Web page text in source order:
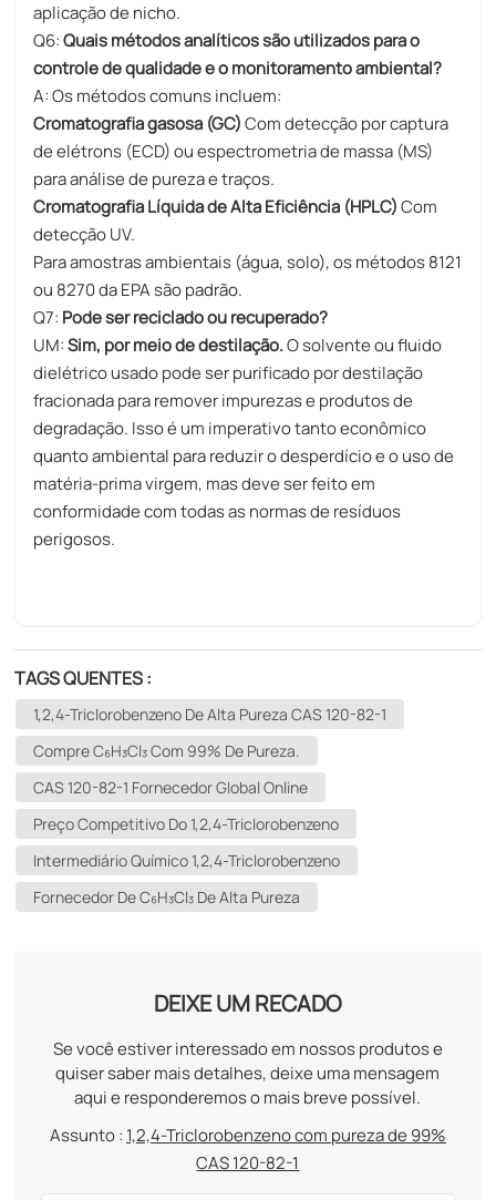
aplicação de nicho.
Q6:Quais métodos analíticos são utilizados para o
controle de qualidade e o monitoramento ambiental?
A: Os métodos comuns incluem:
Cromatografia gasosa (GC)Com detecção por captura
de elétrons (ECD) ou espectrometria de massa (MS)
para análise de pureza e traços.
Cromatografia Líquida de Alta Eficiência (HPLC)Com
detecção UV.
Para amostras ambientais (água, solo), os métodos 8121
ou 8270 da EPA são padrão.
Q7: Pode ser reciclado ou recuperado?
UM:Sim, por meio de destilação.O solvente ou fluido
dielétrico usado pode ser purificado por destilação
fracionada para remover impurezas e produtos de
degradação. Isso é um imperativo tanto econômico
quanto ambiental para reduzir o desperdício e o uso de
matéria-prima virgem, mas deve ser feito em
conformidade com todas as normas de resíduos
perigosos.
TAGS QUENTES :
1,2,4-Triclorobenzeno De Alta Pureza CAS 120-82-1
Compre C₆H₃Cl₃ Com 99% De Pureza.
CAS 120-82-1 Fornecedor Global Online
Preço Competitivo Do 1,2,4-Triclorobenzeno
Intermediário Químico 1,2,4-Triclorobenzeno
Fornecedor De C₆H₃Cl₃ De Alta Pureza
DEIXE UM RECADO
Se você estiver interessado em nossos produtos e
quiser saber mais detalhes, deixe uma mensagem
aqui e responderemos o mais breve possível.
Assunto : 1,2,4-Triclorobenzeno com pureza de 99%
CAS 120-82-1